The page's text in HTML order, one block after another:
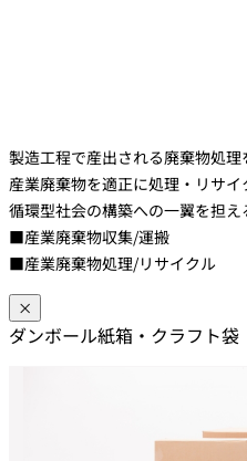
製造工程で産出される廃棄物処理
産業廃棄物を適正に処理・リサ
循環型社会の構築への一翼を担え
■産業廃棄物収集/運搬
■産業廃棄物処理/リサイクル
×
ダンボール紙箱・クラフト袋